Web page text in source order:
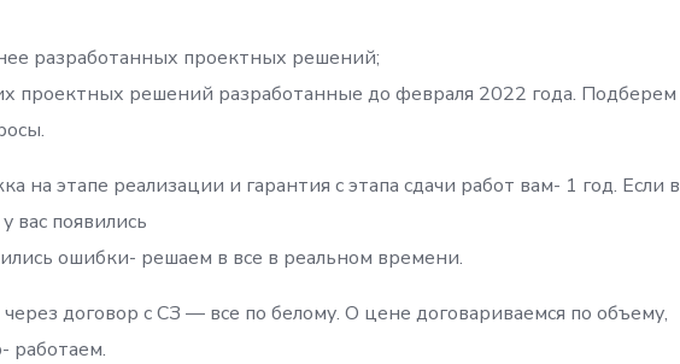
разработанных проектных решений;
проектных решений разработанные до февраля 2022 года. Подберем
на этапе реализации и гарантия с этапа сдачи работ вам- 1 год. Если в
вас появились
ошибки- решаем в все в реальном времени.
договор с СЗ — все по белому. О цене договариваемся по объему,
работаем.